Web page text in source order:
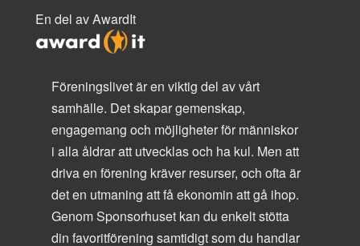
En del av AwardIt
Föreningslivet är en viktig del av vårt
samhälle. Det skapar gemenskap,
engagemang och möjligheter för människor
i alla åldrar att utvecklas och ha kul. Men att
driva en förening kräver resurser, och ofta är
det en utmaning att få ekonomin att gå ihop.
Genom Sponsorhuset kan du enkelt stötta
din favoritförening samtidigt som du handlar